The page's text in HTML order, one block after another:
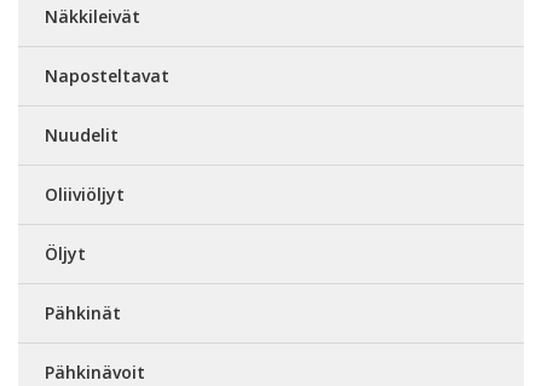
Näkkileivät
Naposteltavat
Nuudelit
Oliiviöljyt
Öljyt
Pähkinät
Pähkinävoit